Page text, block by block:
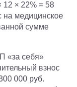
12 × 22% = 58
на медицинское
сумме
«за себя»
взнос
000 руб.